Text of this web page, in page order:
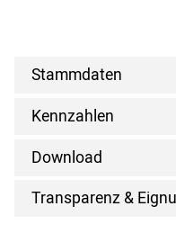
Stammdaten
Kennzahlen
Download
Transparenz &